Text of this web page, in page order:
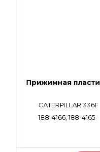
Прижимная
CATERPILLAR 336F
188-4166, 188-4165